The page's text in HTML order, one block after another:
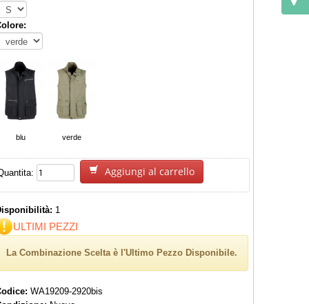
blu verde
Aggiungi al carrello
1
ULTIMI PEZZI
La Combinazione Scelta è l'Ultimo Pezzo Disponibile.
WA19209-2920bis